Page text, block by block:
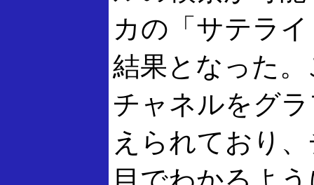
カの「サテラ
結果となった
チャネルをグ
えられており